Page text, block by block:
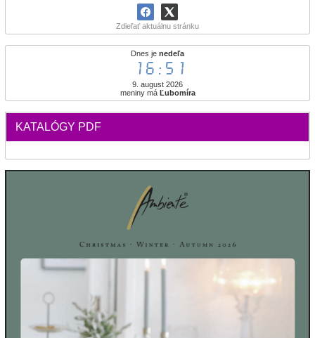
Zdieľať aktuálnu stránku
Dnes je nedeľa
16:51
9. august 2026
meniny má Ľubomíra
KATALÓGY PDF